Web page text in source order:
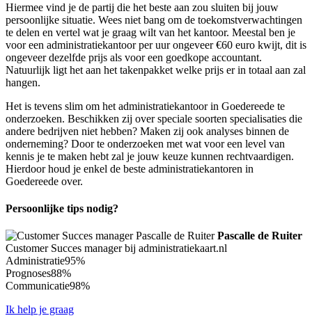
Hiermee vind je de partij die het beste aan zou sluiten bij jouw
persoonlijke situatie. Wees niet bang om de toekomstverwachtingen
te delen en vertel wat je graag wilt van het kantoor. Meestal ben je
voor een administratiekantoor per uur ongeveer €60 euro kwijt, dit is
ongeveer dezelfde prijs als voor een goedkope accountant.
Natuurlijk ligt het aan het takenpakket welke prijs er in totaal aan zal
hangen.
Het is tevens slim om het administratiekantoor in Goedereede te
onderzoeken. Beschikken zij over speciale soorten specialisaties die
andere bedrijven niet hebben? Maken zij ook analyses binnen de
onderneming? Door te onderzoeken met wat voor een level van
kennis je te maken hebt zal je jouw keuze kunnen rechtvaardigen.
Hierdoor houd je enkel de beste administratiekantoren in
Goedereede over.
Persoonlijke tips nodig?
Pascalle de Ruiter
Customer Succes manager bij administratiekaart.nl
Administratie95%
Prognoses88%
Communicatie98%
Ik help je graag